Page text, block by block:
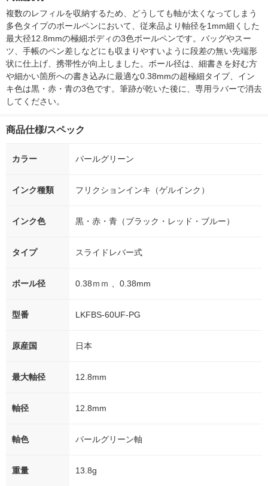
オリジナル
複数のレフィルを収納するため、どうしても軸が太くなってしまう
多色タイプのボールペンにおいて、従来品より軸径を1mm細くした
最大径12.8mmの極細ボディの3色ボールペンです。バッグやスー
ツ、手帳のペン差しなどにも収まりやすいように段差の無い先端形
状に仕上げ、携帯性が向上しました。ボール径は、細書きを好む方
や細かい箇所への書き込みに最適な0.38mmの超極細タイプ、イン
キ色は黒・赤・青の3色です。筆跡が乾いた後に、専用ラバーで消去
してください。
商品仕様/スペック
カラー パールグリーン
インク種類 フリクションインキ（ゲルインク）
インク色 黒・赤・青（ブラック・レッド・ブルー）
タイプ スライドレバー式
ボール径 0.38ｍｍ 、0.38mm
型番 LKFBS-60UF-PG
原産国 日本
最大軸径 12.8mm
軸径 12.8mm
軸色 パールグリーン軸
重量 13.8g